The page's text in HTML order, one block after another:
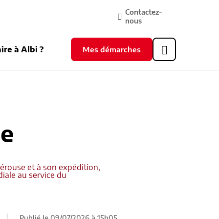
Header
Contactez-
nous
à Albi ? Mes démarches
et à son expédition,
au service du